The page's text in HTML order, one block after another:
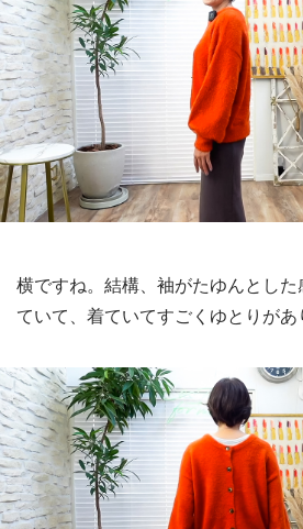
横ですね。結構、袖がたゆんとし
ていて、着ていてすごくゆとりがあ